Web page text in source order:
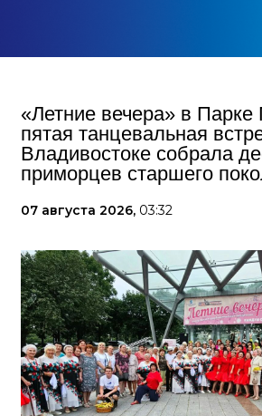
«Летние вечера» в
пятая танцевальная
Владивостоке собрала
приморцев старшего
07 августа 2026, 03:32